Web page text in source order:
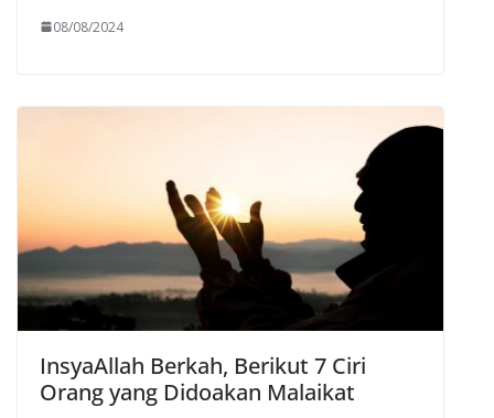
08/08/2024
InsyaAllah Berkah, Berikut 7 Ciri
Orang yang Didoakan Malaikat